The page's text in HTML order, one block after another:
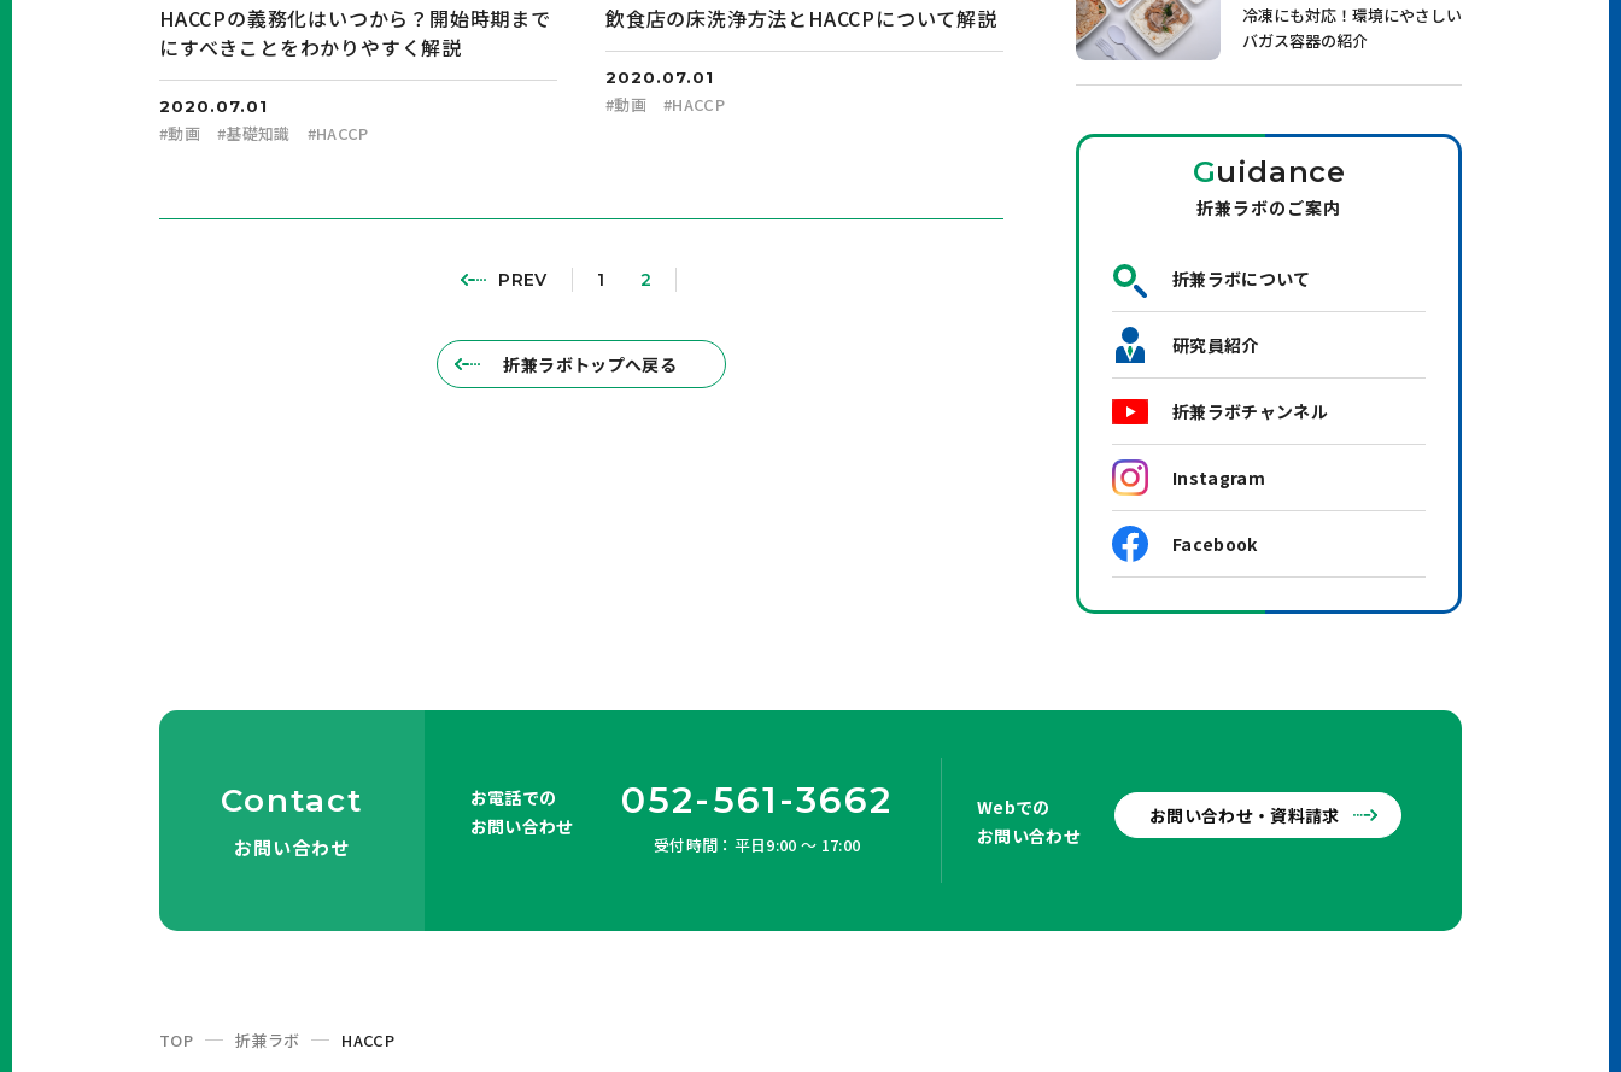
HACCPの義務化はいつから？開始時期まで
にすべきことをわかりやすく解説
2020.07.01
#動画 #基礎知識 #HACCP
飲食店の床洗浄方法とHACCPについて解説
2020.07.01
#動画 #HACCP
PREV 1 2
折兼ラボトップへ戻る
冷凍にも対応！環境にやさしい
バガス容器の紹介
Guidance
折兼ラボのご案内
折兼ラボについて
研究員紹介
折兼ラボチャンネル
Instagram
Facebook
Contact
お問い合わせ
お電話での
お問い合わせ
052-561-3662
受付時間：平日9:00 ～ 17:00
Webでの
お問い合わせ
お問い合わせ・資料請求
TOP 折兼ラボ HACCP